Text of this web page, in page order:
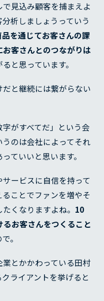
見込み顧客を捕まえよ
析しましょうっていう
品を通じてお客さんの課
客さんとのつながりは
と思っています。
と継続には繋がらない
がすべてだ」という会
のは会社によってそれ
ていいと思います。
ービスに自信を持って
ことでファンを増やそ
くなりますよね。 10
お客さんをつくること
。
とかかわっている田村
ライアントを挙げると